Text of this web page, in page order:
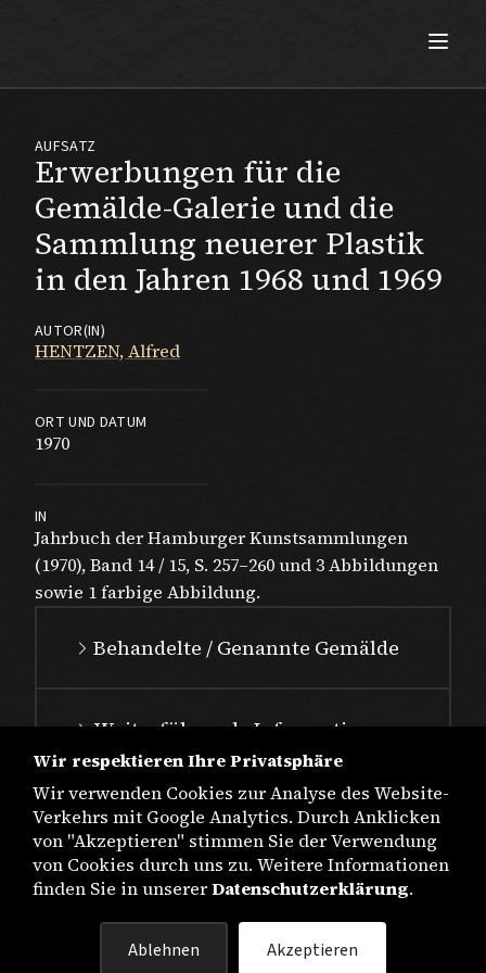
Erwerbungen für die
Gemälde-Galerie und die
Sammlung neuerer Plastik
in den Jahren 1968 und 1969
AUFSATZ
AUTOR(IN)
HENTZEN, Alfred
ORT UND DATUM
1970
IN
Jahrbuch der Hamburger Kunstsamm­lungen
(1970), Band 14 / 15, S. 257–260 und 3 Abbildungen
sowie 1 farbige Abbildung.
Behandelte / Genannte Gemälde
Weiterführende Informationen
DATENSCHUTZ
Wir respektieren Ihre Privatsphäre
Wir verwenden Cookies zur Analyse des Website-
Verkehrs mit Google Analytics. Durch Anklicken
von "Akzeptieren" stimmen Sie der Verwendung
von Cookies durch uns zu. Weitere Informationen
finden Sie in unsererDatenschutzerklärung.
Ablehnen Akzeptieren